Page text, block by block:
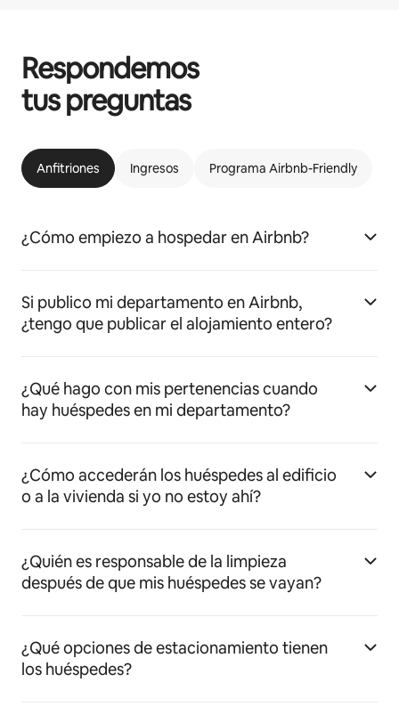
Respondemos
tus preguntas
Anfitriones Ingresos Programa Airbnb-Friendly
¿Cómo empiezo a hospedar en Airbnb?
Si publico mi departamento en Airbnb,
¿tengo que publicar el alojamiento entero?
¿Qué hago con mis pertenencias cuando
hay huéspedes en mi departamento?
¿Cómo accederán los huéspedes al edificio
o a la vivienda si yo no estoy ahí?
¿Quién es responsable de la limpieza
después de que mis huéspedes se vayan?
¿Qué opciones de estacionamiento tienen
los huéspedes?